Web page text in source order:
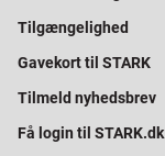
Tilgængelighed
Gavekort til STARK
Tilmeld nyhedsbrev
Få login til STARK.dk